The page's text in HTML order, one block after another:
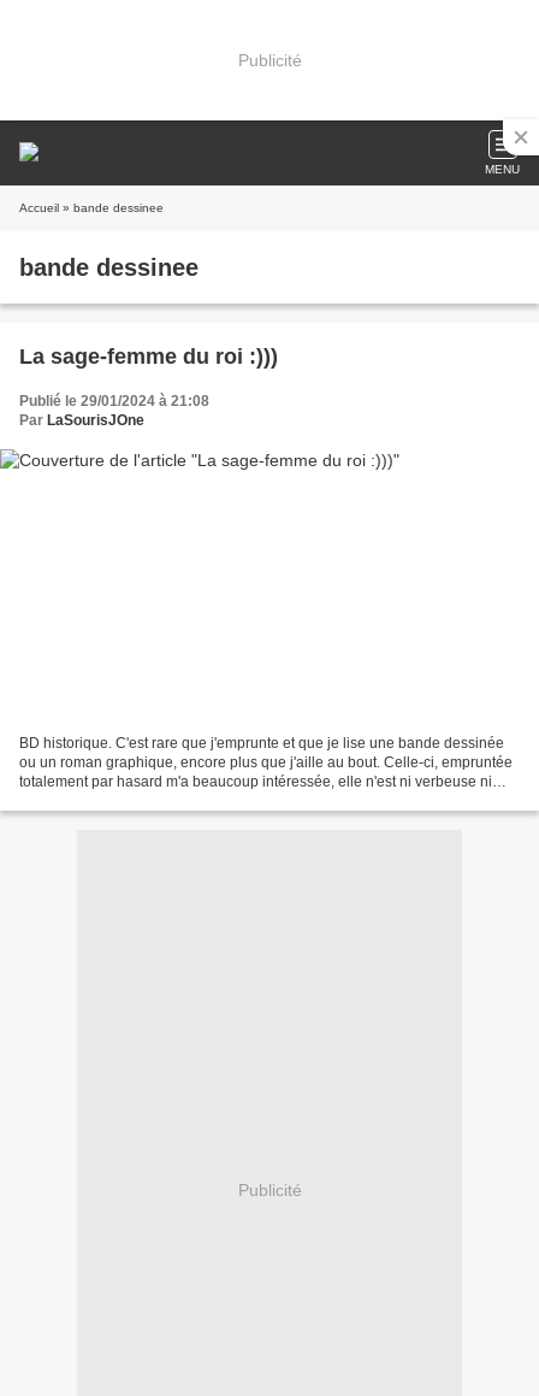
Publicité
MENU
Accueil » bande dessinee
bande dessinee
La sage-femme du roi :)))
Publié le 29/01/2024 à 21:08
Par LaSourisJOne
BD historique. C'est rare que j'emprunte et que je lise une bande dessinée
ou un roman graphique, encore plus que j'aille au bout. Celle-ci, empruntée
totalement par hasard m'a beaucoup intéressée, elle n'est ni verbeuse ni
Publicité